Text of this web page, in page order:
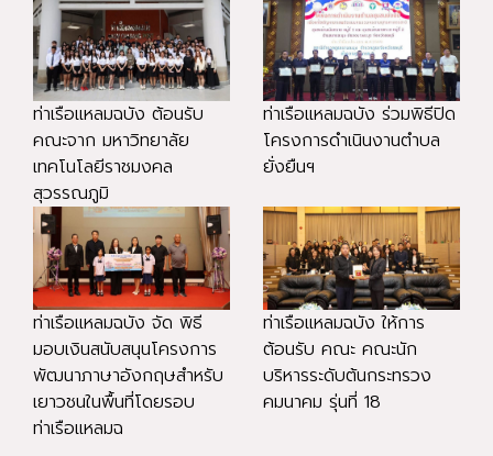
ท่าเรือแหลมฉบัง ต้อนรับ
คณะจาก มหาวิทยาลัย
เทคโนโลยีราชมงคล
สุวรรณภูมิ
ท่าเรือแหลมฉบัง ร่วมพิธีปิด
โครงการดำเนินงานตำบล
ยั่งยืนฯ
ท่าเรือแหลมฉบัง จัด พิธี
มอบเงินสนับสนุนโครงการ
พัฒนาภาษาอังกฤษสำหรับ
เยาวชนในพื้นที่โดยรอบ
ท่าเรือแหลมฉ
ท่าเรือแหลมฉบัง ให้การ
ต้อนรับ คณะ คณะนัก
บริหารระดับต้นกระทรวง
คมนาคม รุ่นที่ 18